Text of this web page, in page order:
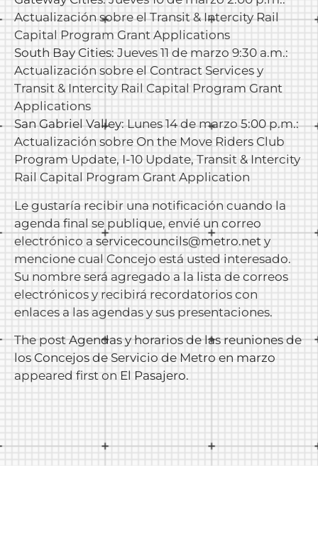
Actualización sobre el Transit & Intercity Rail
Capital Program Grant Applications
South Bay Cities: Jueves 11 de marzo 9:30 a.m.:
Actualización sobre el Contract Services y
Transit & Intercity Rail Capital Program Grant
Applications
San Gabriel Valley: Lunes 14 de marzo 5:00 p.m.:
Actualización sobre On the Move Riders Club
Program Update, I-10 Update, Transit & Intercity
Rail Capital Program Grant Application
Le gustaría recibir una notificación cuando la
agenda final se publique, envié un correo
electrónico a servicecouncils@metro.net y
mencione cual Concejo está usted interesado.
Su nombre será agregado a la lista de correos
electrónicos y recibirá recordatorios con
enlaces a las agendas y sus presentaciones.
The postAgendas y horarios de las reuniones de
los Concejos de Servicio de Metro en marzo
appeared first on El Pasajero.